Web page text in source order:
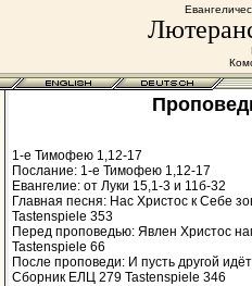
1-е Тимофею 1,12-17
Послание: 1-е Тимофею 1,12-17
Евангелие: от Луки 15,1-3 и 11б-32
Главная песня: Нас Христос к Себе
Tastenspiele 353
Перед проповедью: Явлен Христос
Tastenspiele 66
После проповеди: И пусть другой
Сборник ЕЛЦ 279 Tastenspiele 346